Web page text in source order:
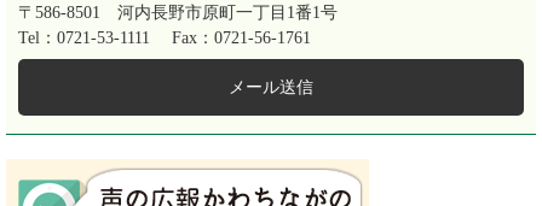
〒586-8501
河内長野市原町一丁目1番1号
Tel：0721-53-1111
Fax：0721-56-1761
メール送信